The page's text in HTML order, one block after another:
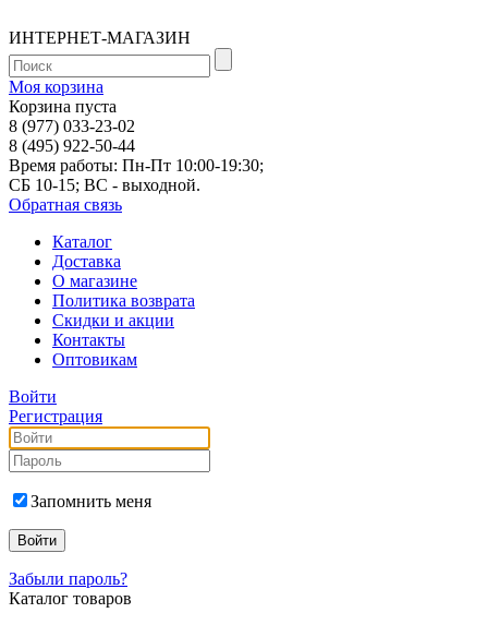
ИНТЕРНЕТ-МАГАЗИН
Моя корзина
Корзина пуста
8 (977) 033-23-02
8 (495) 922-50-44
Время работы: Пн-Пт 10:00-19:30;
СБ 10-15; ВС - выходной.
Обратная связь
Каталог
Доставка
О магазине
Политика возврата
Скидки и акции
Контакты
Оптовикам
Войти
Регистрация
Запомнить меня
Забыли пароль?
Каталог товаров